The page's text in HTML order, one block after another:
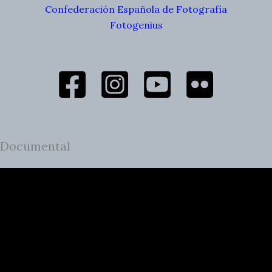
Confederación Española de Fotografía
Fotogenius
Documental